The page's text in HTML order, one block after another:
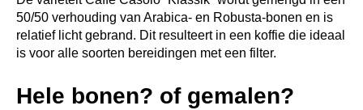
50/50 verhouding van Arabica- en Robusta-bonen en is
relatief licht gebrand. Dit resulteert in een koffie die ideaal
is voor alle soorten bereidingen met een filter.
Hele bonen? of gemalen?